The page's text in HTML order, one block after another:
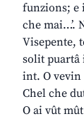
funzions; e
che mai…’.
Visepente,
solit puartâ
int. O vevin
Chel che
O ai vût